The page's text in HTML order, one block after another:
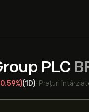
PLC
(1D)• Prețuri